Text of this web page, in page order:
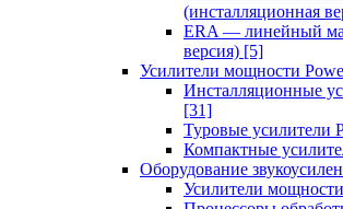
(инсталляционная
ERA — линейный
версия) [5]
Усилители мощности
Инсталляционные
[31]
Туровые усилители
Компактные
Оборудование
Усилители